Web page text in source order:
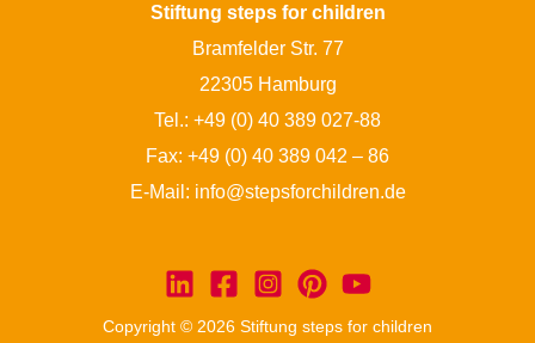
Stiftung steps for children
Bramfelder Str. 77
22305 Hamburg
Tel.: +49 (0) 40 389 027-88
Fax: +49 (0) 40 389 042 – 86
E-Mail: info@stepsforchildren.de
Copyright © 2026 Stiftung steps for children